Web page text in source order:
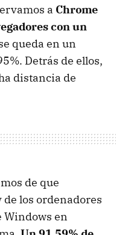
a Chrome
con un
queda en un
Detrás de ellos,
distancia de
de que
los ordenadores
Windows en